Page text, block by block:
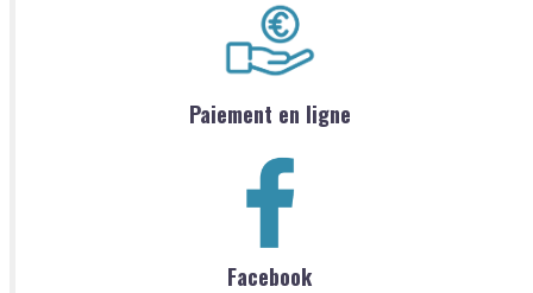
Paiement en ligne
Facebook